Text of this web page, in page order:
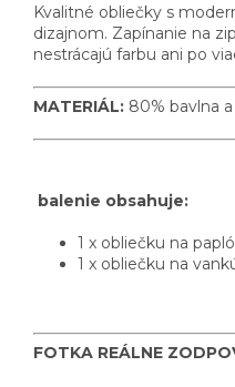
Kvalitné obliečky s
dizajnom. Zapínanie na
nestrácajú farbu ani po
MATERIÁL: 80% bavlna
balenie obsahuje:
1 x obliečku na
1 x obliečku na
FOTKA REÁLNE